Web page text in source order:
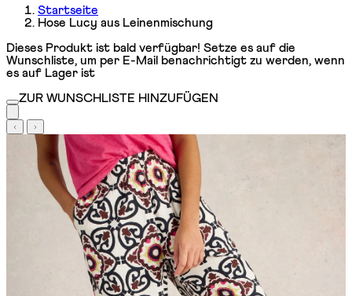
Startseite
Hose Lucy aus Leinenmischung
Dieses Produkt ist bald verfügbar! Setze es auf die
Wunschliste, um per E-Mail benachrichtigt zu werden, wenn
es auf Lager ist
ZUR WUNSCHLISTE HINZUFÜGEN